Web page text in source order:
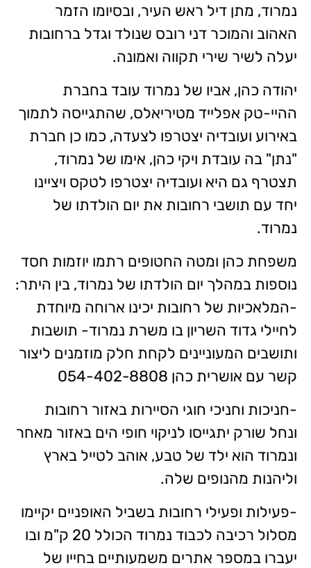
נמרוד, מתן דיל ראש העיר, ובסיומו הזמר
האהוב והמוכר דני רובס שנולד וגדל ברחובות
יעלה לשיר שירי תקווה ואמונה.
יהודה כהן, אביו של נמרוד עובד בחברת
ההיי-טק אפלייד מטיריאלס, שהתגייסה לתמוך
באירוע ועובדיה יצטרפו לצעדה, כמו כן חברת
"נתן" בה עובדת ויקי כהן, אימו של נמרוד,
תצטרף גם היא ועובדיה יצטרפו לטקס ויציינו
יחד עם תושבי רחובות את יום הולדתו של
נמרוד.
משפחת כהן ומטה החטופים רתמו יוזמות חסד
נוספות במהלך יום הולדתו של נמרוד, בין היתר:
-המלאכיות של רחובות יכינו ארוחה מיוחדת
לחיילי גדוד השריון בו משרת נמרוד- תושבות
ותושבים המעוניינים לקחת חלק מוזמנים ליצור
קשר עם אושרית כהן 054-402-8808
-חניכות וחניכי חוגי הסיירות באזור רחובות
ונחל שורק יתגייסו לניקוי חופי הים באזור מאחר
ונמרוד הוא ילד של טבע, אוהב לטייל בארץ
וליהנות מהנופים שלה.
-פעילות ופעילי רחובות בשביל האופניים יקיימו
מסלול רכיבה לכבוד נמרוד הכולל 20 ק"מ ובו
יעברו במספר אתרים משמעותיים בחייו של